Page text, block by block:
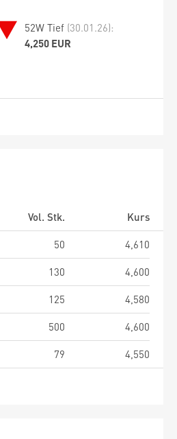
52W Tief (30.01.26):
4,250 EUR
Vol. Stk.
Kurs
50
4,610
130
4,600
125
4,580
500
4,600
79 4,550